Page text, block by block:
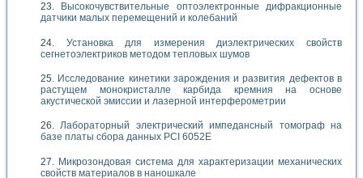
Высокочувствительные оптоэлектронные дифракционные
датчики малых перемещений и колебаний
Установка для измерения диэлектрических свойств
сегнетоэлектриков методом тепловых шумов
Исследование кинетики зарождения и развития дефектов в
растущем монокристалле карбида кремния на основе
акустической эмиссии и лазерной интерферометрии
Лабораторный электрический импедансный томограф на
базе платы сбора данных PCI 6052E
Микрозондовая система для характеризации механических
свойств материалов в наношкале